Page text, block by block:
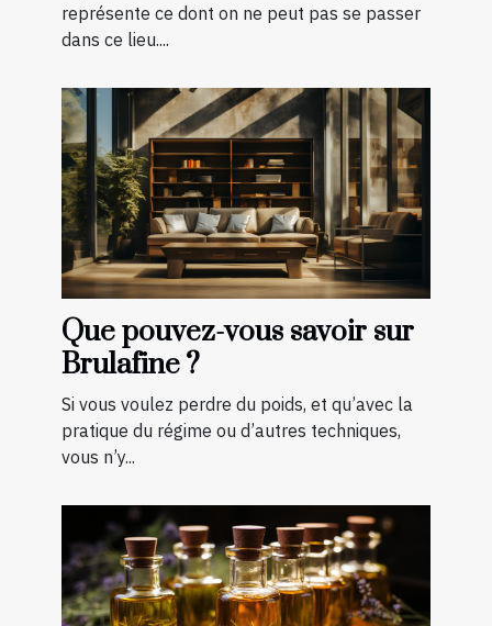
représente ce dont on ne peut pas se passer
dans ce lieu....
Que pouvez-vous savoir sur
Brulafine ?
Si vous voulez perdre du poids, et qu’avec la
pratique du régime ou d’autres techniques,
vous n’y...